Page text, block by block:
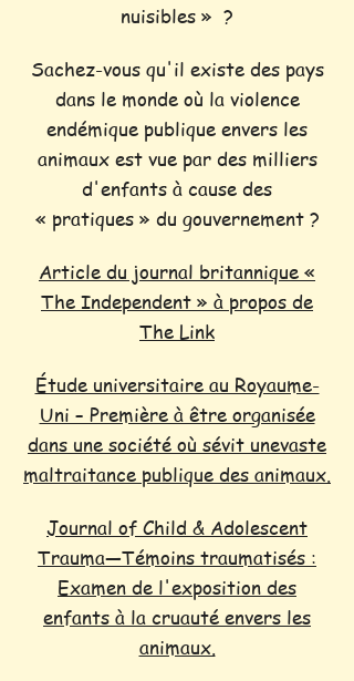
nuisibles » ?
Sachez-vous qu'il existe des pays
dans le monde où la violence
endémique publique envers les
animaux est vue par des milliers
d'enfants à cause des
« pratiques » du gouvernement ?
Article du journal britannique «
The Independent » à propos de
The Link
Étude universitaire au Royaume-
Uni – Première à être organisée
dans une société où sévit unevaste
maltraitance publique des animaux.
Journal of Child & Adolescent
Trauma—Témoins traumatisés :
Examen de l'exposition des
enfants à la cruauté envers les
animaux.